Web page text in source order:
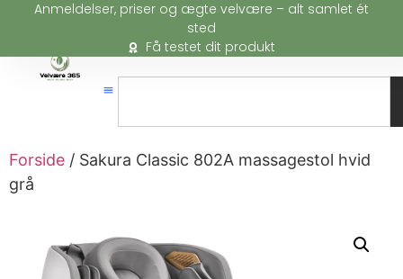
Anmeldelser, priser og ægte velvære – alt samlet ét
sted
Få testet dit produkt
Forside / Sakura Classic 802A massagestol hvid
grå